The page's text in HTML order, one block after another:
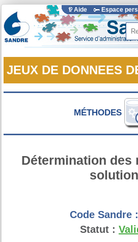
Aide Espace
JEUX DE DONNEES
MÉTHODES
Détermination des
solution
Code Sandre :
Statut :